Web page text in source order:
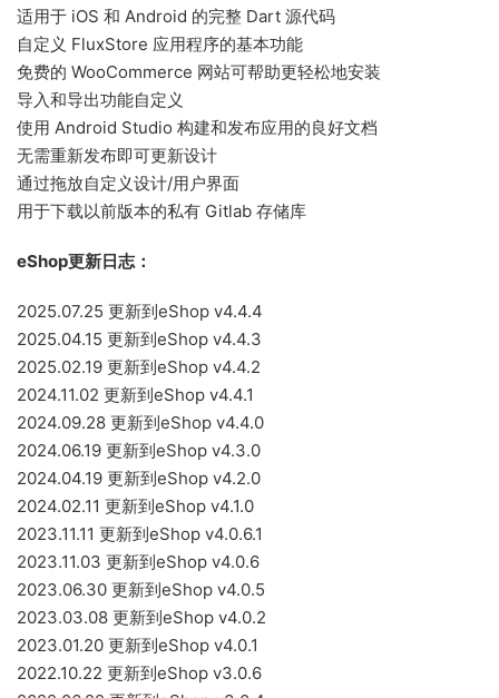
适用于 iOS 和 Android 的完整 Dart 源代码
自定义 FluxStore 应用程序的基本功能
免费的 WooCommerce 网站可帮助更轻松地安装
导入和导出功能自定义
使用 Android Studio 构建和发布应用的良好文档
无需重新发布即可更新设计
通过拖放自定义设计/用户界面
用于下载以前版本的私有 Gitlab 存储库
eShop更新日志：
2025.07.25 更新到eShop v4.4.4
2025.04.15 更新到eShop v4.4.3
2025.02.19 更新到eShop v4.4.2
2024.11.02 更新到eShop v4.4.1
2024.09.28 更新到eShop v4.4.0
2024.06.19 更新到eShop v4.3.0
2024.04.19 更新到eShop v4.2.0
2024.02.11 更新到eShop v4.1.0
2023.11.11 更新到eShop v4.0.6.1
2023.11.03 更新到eShop v4.0.6
2023.06.30 更新到eShop v4.0.5
2023.03.08 更新到eShop v4.0.2
2023.01.20 更新到eShop v4.0.1
2022.10.22 更新到eShop v3.0.6